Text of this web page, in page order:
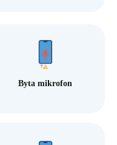
Byta mikrofon